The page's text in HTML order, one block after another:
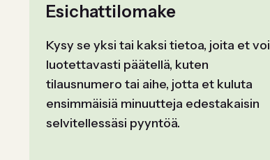
Esichattilomake
Kysy se yksi tai kaksi tietoa, joita et voi
luotettavasti päätellä, kuten
tilausnumero tai aihe, jotta et kuluta
ensimmäisiä minuutteja edestakaisin
selvitellessäsi pyyntöä.